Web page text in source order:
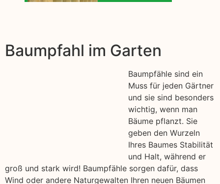
Baumpfahl im Garten
Baumpfähle sind ein
Muss für jeden Gärtner
und sie sind besonders
wichtig, wenn man
Bäume pflanzt. Sie
geben den Wurzeln
Ihres Baumes Stabilität
und Halt, während er
groß und stark wird! Baumpfähle sorgen dafür, dass
Wind oder andere Naturgewalten Ihren neuen Bäumen